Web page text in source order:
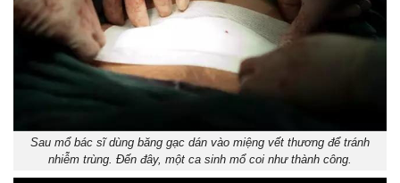
Sau mổ bác sĩ dùng băng gạc dán vào miệng vết thương để tránh
nhiễm trùng. Đến đây, một ca sinh mổ coi như thành công.